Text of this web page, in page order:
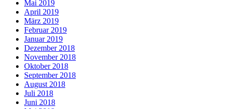
Mai 2019
April 2019
März 2019
Februar 2019
Januar 2019
Dezember 2018
November 2018
Oktober 2018
September 2018
August 2018
Juli 2018
Juni 2018